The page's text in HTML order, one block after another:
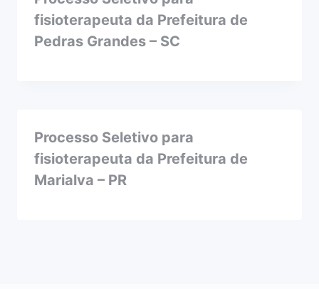
fisioterapeuta da Prefeitura de
Pedras Grandes – SC
Processo Seletivo para
fisioterapeuta da Prefeitura de
Marialva – PR